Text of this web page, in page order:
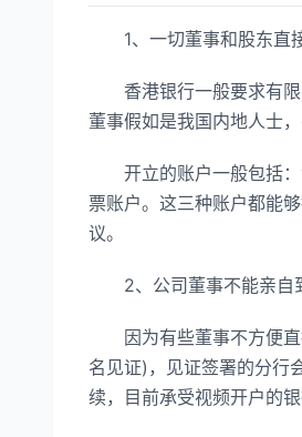
1、一切董事和股东直
香港银行一般要求有限
董事假如是我国内地人士
开立的账户一般包括：
票账户。这三种账户都能
议。
2、公司董事不能亲自
因为有些董事不方便直
名见证)，见证签署的分行
续，目前承受视频开户的银